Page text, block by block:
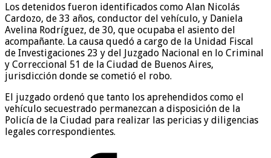
Los detenidos fueron identificados como Alan Nicolás
Cardozo, de 33 años, conductor del vehículo, y Daniela
Avelina Rodríguez, de 30, que ocupaba el asiento del
acompañante. La causa quedó a cargo de la Unidad Fiscal
de Investigaciones 23 y del Juzgado Nacional en lo Criminal
y Correccional 51 de la Ciudad de Buenos Aires,
jurisdicción donde se cometió el robo.
El juzgado ordenó que tanto los aprehendidos como el
vehículo secuestrado permanezcan a disposición de la
Policía de la Ciudad para realizar las pericias y diligencias
legales correspondientes.